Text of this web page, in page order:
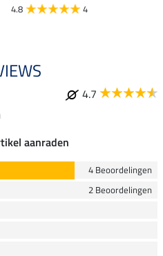
4.8 4
4.7
aanraden
4 Beoordelingen
2 Beoordelingen